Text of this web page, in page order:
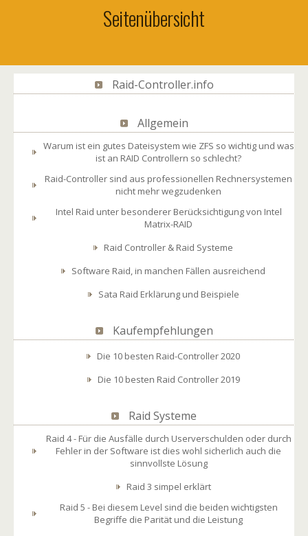
Seitenübersicht
Raid-Controller.info
Allgemein
Warum ist ein gutes Dateisystem wie ZFS so wichtig und was
ist an RAID Controllern so schlecht?
Raid-Controller sind aus professionellen Rechnersystemen
nicht mehr wegzudenken
Intel Raid unter besonderer Berücksichtigung von Intel
Matrix-RAID
Raid Controller & Raid Systeme
Software Raid, in manchen Fällen ausreichend
Sata Raid Erklärung und Beispiele
Kaufempfehlungen
Die 10 besten Raid-Controller 2020
Die 10 besten Raid Controller 2019
Raid Systeme
Raid 4 - Für die Ausfälle durch Userverschulden oder durch
Fehler in der Software ist dies wohl sicherlich auch die
sinnvollste Lösung
Raid 3 simpel erklärt
Raid 5 - Bei diesem Level sind die beiden wichtigsten
Begriffe die Parität und die Leistung